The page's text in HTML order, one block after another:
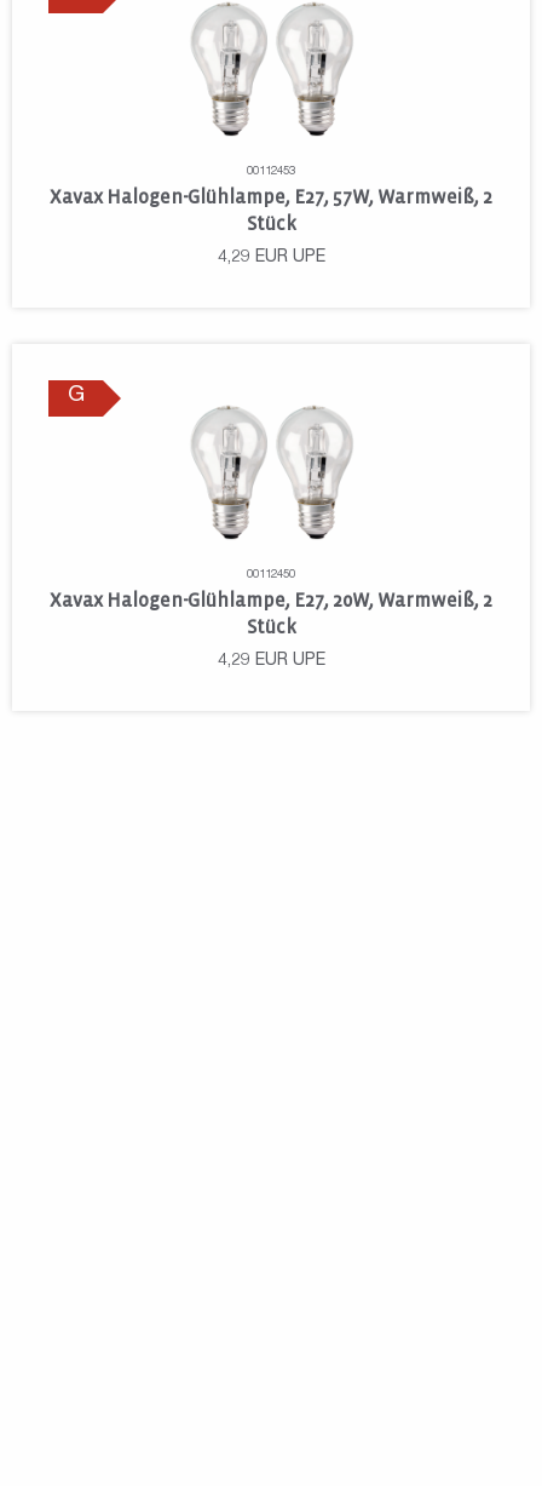
00112453
Xavax Halogen-Glühlampe, E27, 57W, Warmweiß, 2
Stück
4,29 EUR UPE
G
00112450
Xavax Halogen-Glühlampe, E27, 20W, Warmweiß, 2
Stück
4,29 EUR UPE